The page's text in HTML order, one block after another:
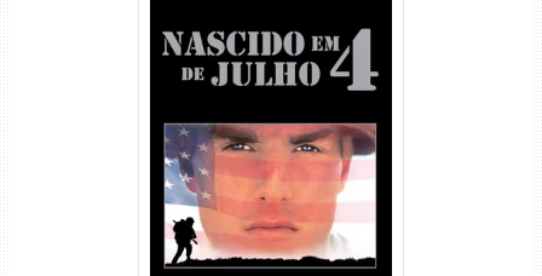
Nascido em 4 de Julho
Torrent (1989) WEB-DL 1080p
Dual Áudio